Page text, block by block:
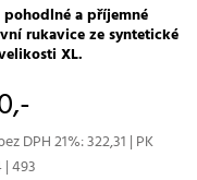
a příjemné
rukavice ze syntetické
XL.
DPH 21%: 322,31 | PK
493